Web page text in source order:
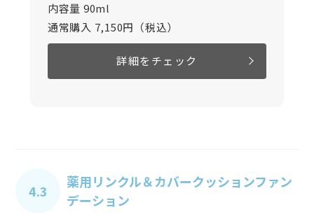
内容量 90ml
通常購入 7,150円（税込）
詳細をチェック
4.3
薬用リンクル＆カバークッションファン
デーション